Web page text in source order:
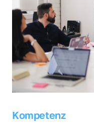
Kompetenz